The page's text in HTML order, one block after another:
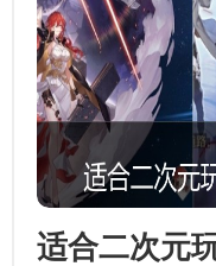
适合二次元